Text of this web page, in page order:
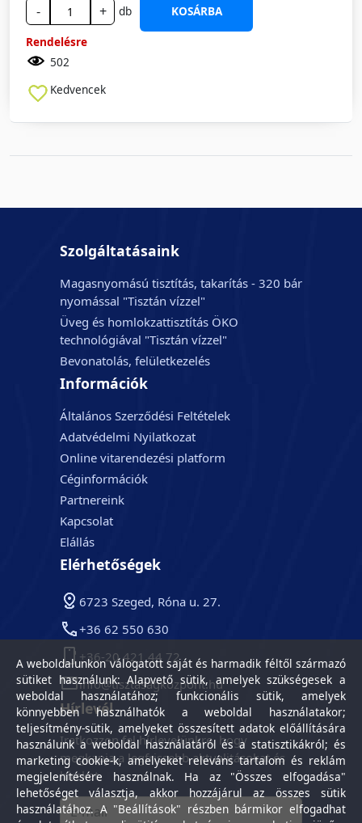
- + db
KOSÁRBA
Rendelésre
502
Kedvencek
Szolgáltatásaink
Magasnyomású tisztítás, takarítás - 320 bár
nyomással "Tisztán vízzel"
Üveg és homlokzattisztítás ÖKO
technológiával "Tisztán vízzel"
Bevonatolás, felületkezelés
Információk
Általános Szerződési Feltételek
Adatvédelmi Nyilatkozat
Online vitarendezési platform
Céginformációk
Partnereink
Kapcsolat
Elállás
Elérhetőségek
6723 Szeged, Róna u. 27.
+36 62 550 630
+36-20 421 44 72
info@tisztasagkozpont.hu
Hírlevél
Iratkozzon fel hírlevelünkre, hogy
megkapja a legfrissebb aktualitásokat és
híreket.
A weboldalunkon válogatott saját és harmadik féltől származó
sütiket használunk: Alapvető sütik, amelyek szükségesek a
weboldal használatához; funkcionális sütik, amelyek
könnyebben használhatók a weboldal használatakor;
teljesítmény-sütik, amelyeket összesített adatok előállítására
használunk a weboldal használatáról és a statisztikákról; és
marketing cookie-k, amelyeket releváns tartalom és reklám
megjelenítésére használnak. Ha az "Összes elfogadása"
lehetőséget választja, akkor hozzájárul az összes sütik
használatához. A "Beállítások" részben bármikor elfogadhat